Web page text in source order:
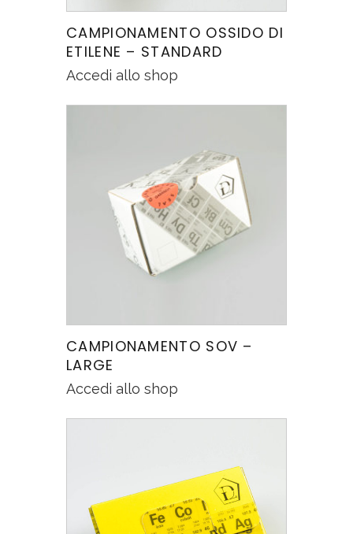
CAMPIONAMENTO OSSIDO DI
ETILENE – STANDARD
Accedi allo shop
CAMPIONAMENTO SOV –
LARGE
Accedi allo shop